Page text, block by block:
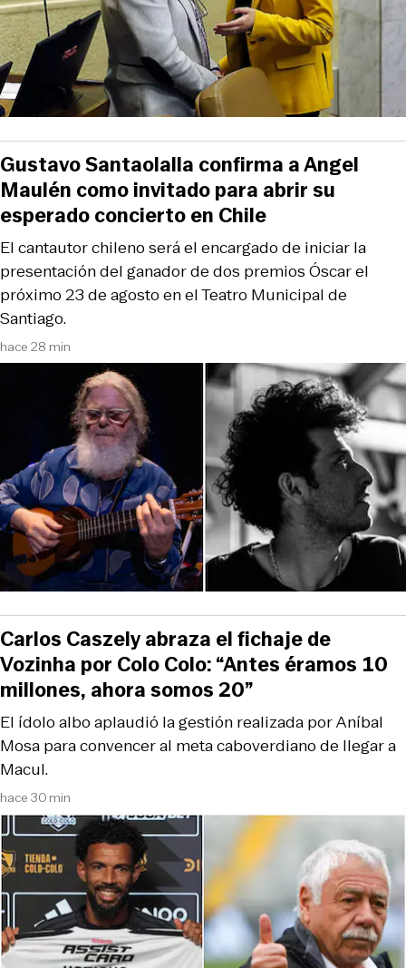
hace 28 min
El cantautor chileno será el encargado de iniciar la
presentación del ganador de dos premios Óscar el
próximo 23 de agosto en el Teatro Municipal de
Santiago.
Gustavo Santaolalla confirma a Angel
Maulén como invitado para abrir su
esperado concierto en Chile
hace 30 min
El ídolo albo aplaudió la gestión realizada por Aníbal
Mosa para convencer al meta caboverdiano de llegar a
Macul.
Carlos Caszely abraza el fichaje de
Vozinha por Colo Colo: “Antes éramos 10
millones, ahora somos 20”